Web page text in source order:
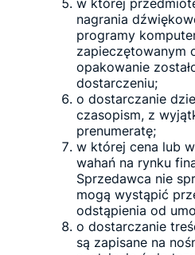
w której
nagrania
programy
zapieczętowanym
opakowanie
dostarczeniu;
o dostarczanie
czasopism, z
prenumeratę;
w której cena lub
wahań na rynku
Sprzedawca nie
mogą wystąpić
odstąpienia od
o dostarczanie
są zapisane na